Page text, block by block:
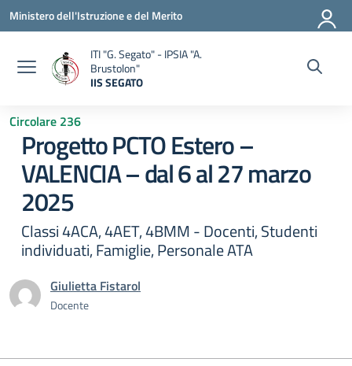
Vai ai contenuti
Vai al menu di navigazione
Vai al footer
Ministero dell'Istruzione e del Merito
ITI "G. Segato" - IPSIA "A.
Brustolon"
IIS SEGATO
Circolare 236
Progetto PCTO Estero –
VALENCIA – dal 6 al 27 marzo
2025
Classi 4ACA, 4AET, 4BMM - Docenti, Studenti
individuati, Famiglie, Personale ATA
Giulietta Fistarol
Docente